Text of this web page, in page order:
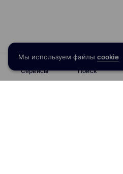
Сервисы Поиск
Мы используем файлы cookie